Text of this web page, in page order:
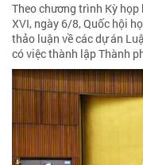
Theo chương trình Kỳ
XVI, ngày 6/8, Quốc hội
thảo luận về các dự án
có việc thành lập Thành